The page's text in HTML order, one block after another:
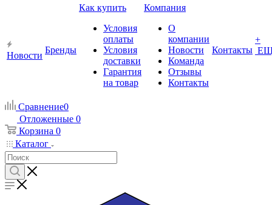
Новости
Бренды
Как купить
Условия
оплаты
Условия
доставки
Гарантия
на товар
Компания
О
компании
Новости
Команда
Отзывы
Контакты
Контакты
+
Сравнение0
Отложенные 0
Корзина 0
Каталог